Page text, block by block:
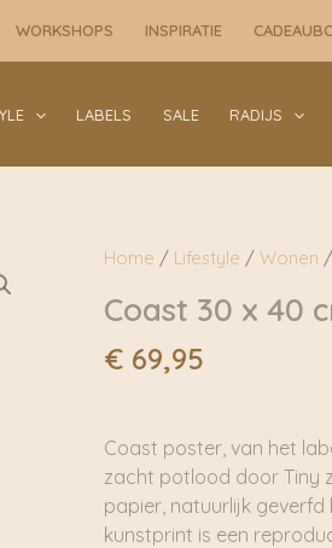
WORKSHOPS INSPIRATIE
LABELS SALE RADIJS
Home / Lifestyle / Wonen
Coast 30 x 40
€69,95
Coast poster, van het
zacht potlood door Tiny
papier, natuurlijk geverfd
kunstprint is een
x
40
aantal